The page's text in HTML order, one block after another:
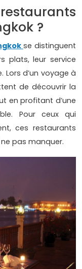
?
se distinguent
plats, leur service
d’un voyage à
de découvrir la
en profitant d’une
Pour ceux qui
ces restaurants
pas manquer.